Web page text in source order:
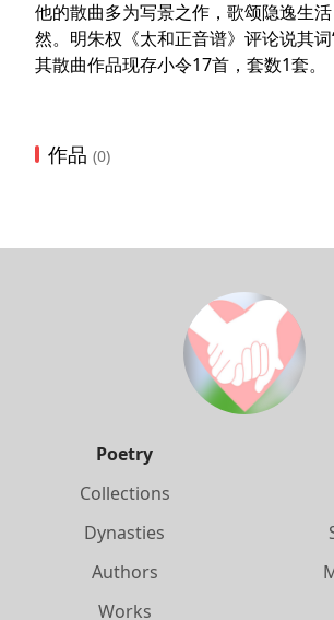
他的散曲多为写景之作，歌颂隐逸生
然。明朱权《太和正音谱》评论说其词
其散曲作品现存小令17首，套数1套。
作品 (0)
Poetry
Collections
Dynasties
Authors
Works